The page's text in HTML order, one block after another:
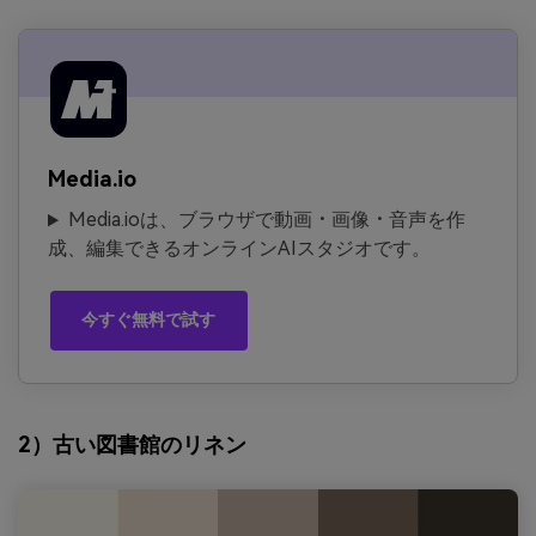
Media.io
Media.ioは、ブラウザで動画・画像・音声を作
成、編集できるオンラインAIスタジオです。
今すぐ無料で試す
2）古い図書館のリネン